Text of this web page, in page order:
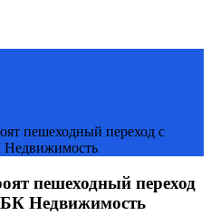
пешеходный переход с
Недвижимость
пешеходный переход
Недвижимость